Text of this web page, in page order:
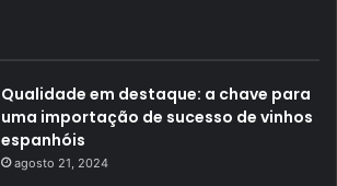
Qualidade em destaque: a chave para
uma importação de sucesso de vinhos
espanhóis
agosto 21, 2024